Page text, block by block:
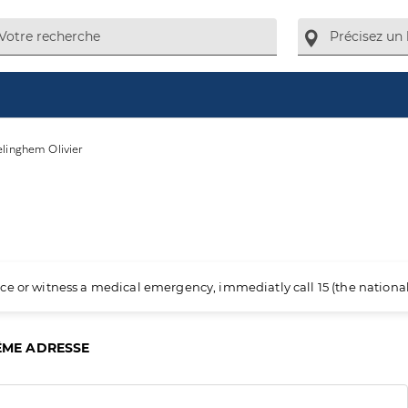
Olivier
or witness a medical emergency, immediatly call 15 (the
ADRESSE